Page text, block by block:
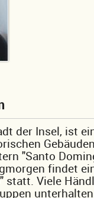
der Insel, ist
"Santo
findet
statt. Viele